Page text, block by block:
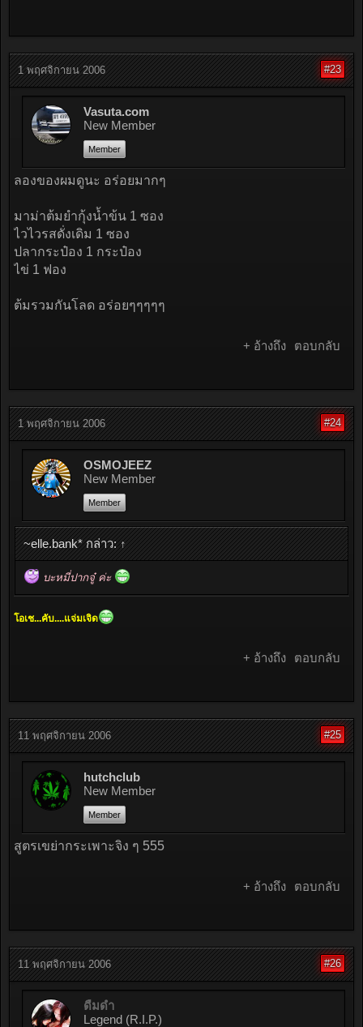
1 พฤศจิกายน 2006 #23
Vasuta.com
New Member
Member
ลองของผมดูนะ อร่อยมากๆ
มาม่าต้มยำกุ้งน้ำข้น 1 ซอง
ไวไวรสดั่งเดิม 1 ซอง
ปลากระป๋อง 1 กระป๋อง
ไข่ 1 ฟอง
ต้มรวมกันโลด อร่อยๆๆๆๆๆ
+ อ้างถึง ตอบกลับ
1 พฤศจิกายน 2006 #24
OSMOJEEZ
New Member
Member
~elle.bank* กล่าว: ↑
บะหมี่ปากจู๋ ค่ะ
โอเช...คับ....แจ่มเจิด
+ อ้างถึง ตอบกลับ
11 พฤศจิกายน 2006 #25
hutchclub
New Member
Member
สูตรเขย่ากระเพาะจิง ๆ 555
+ อ้างถึง ตอบกลับ
11 พฤศจิกายน 2006 #26
ดื่มด่ำ
Legend (R.I.P.)